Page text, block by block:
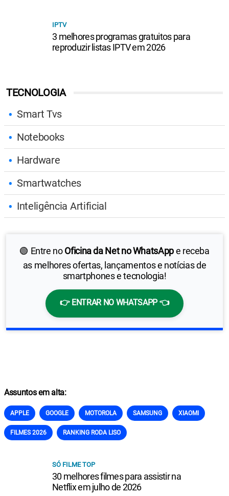
TECNOLOGIA
Smart Tvs
Notebooks
Hardware
Smartwatches
Inteligência Artificial
🟢 Entre noOficina da Net no WhatsAppe receba
as melhores ofertas, lançamentos e notícias de
smartphones e tecnologia!
👉 ENTRAR NO WHATSAPP 👈
IPTV
3 melhores programas gratuitos para
reproduzir listas IPTV em 2026
Assuntos em alta:
APPLE GOOGLE MOTOROLA SAMSUNG XIAOMI
FILMES 2026 RANKING RODA LISO
SÓ FILME TOP
30 melhores filmes para assistir na
Netflix em julho de 2026